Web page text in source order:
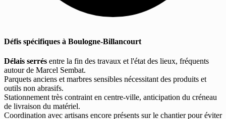
Défis spécifiques à Boulogne-Billancourt
Délais serrés entre la fin des travaux et l'état des lieux, fréquents
autour de Marcel Sembat.
Parquets anciens et marbres sensibles nécessitant des produits et
outils non abrasifs.
Stationnement très contraint en centre-ville, anticipation du créneau
de livraison du matériel.
Coordination avec artisans encore présents sur le chantier pour éviter